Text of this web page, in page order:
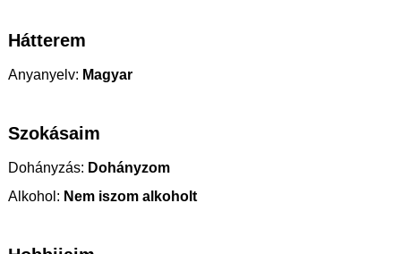
Hátterem
Anyanyelv: Magyar
Szokásaim
Dohányzás: Dohányzom
Alkohol: Nem iszom alkoholt